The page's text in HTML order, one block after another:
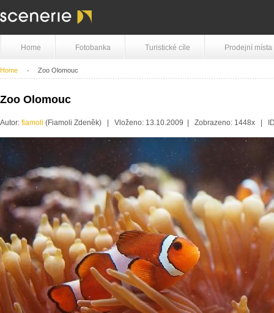
Home Fotobanka Turistické cíle Prodejní místa
Home Zoo Olomouc
Zoo Olomouc
Autor: fiamoli (Fiamoli Zdeněk) | Vloženo: 13.10.2009 | Zobrazeno: 1448x |